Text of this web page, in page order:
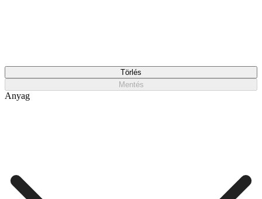
Törlés
Mentés
Anyag